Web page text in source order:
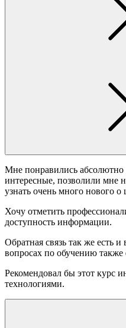
Мне понравились
интересные, позволили мне
узнать очень много нового
Хочу отметить
доступность информации.
Обратная связь так же есть
вопросах по обучению также
Рекомендовал бы этот курс
технологиями.